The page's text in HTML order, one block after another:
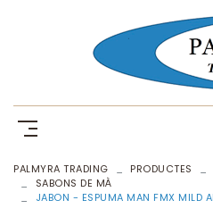
PALMYRA TRADING PRODUCTES
SABONS DE MÀ
JABON - ESPUMA MAN FMX MILD